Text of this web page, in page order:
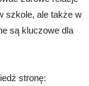
szkole, ale także w
są kluczowe dla
stronę: